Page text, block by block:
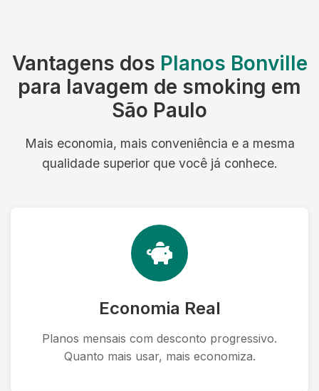
Vantagens dos Planos Bonville
para lavagem de smoking em
São Paulo
Mais economia, mais conveniência e a mesma
qualidade superior que você já conhece.
Economia Real
Planos mensais com desconto progressivo.
Quanto mais usar, mais economiza.